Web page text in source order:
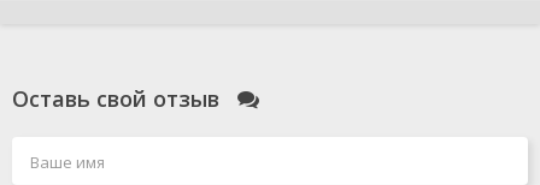
Оставь свой отзыв